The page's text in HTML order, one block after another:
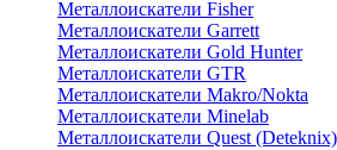
Металлоискатели Fisher
Металлоискатели Garrett
Металлоискатели Gold Hunter
Металлоискатели GTR
Металлоискатели Makro/Nokta
Металлоискатели Minelab
Металлоискатели Quest (Deteknix)